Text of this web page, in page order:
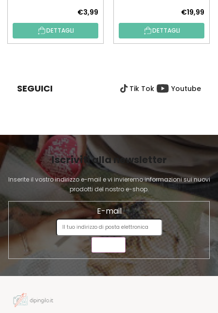
€3,99
DETTAGLI
€19,99
DETTAGLI
G
N
A
SEGUICI Tik Tok Youtube
Iscriviti alla newsletter
Inserite il vostro indirizzo e-mail e vi invieremo informazioni sui nuovi
prodotti del nostro e-shop.
E-mail